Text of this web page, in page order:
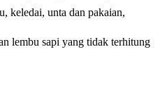
keledai, unta dan pakaian,
lembu sapi yang tidak terhitung